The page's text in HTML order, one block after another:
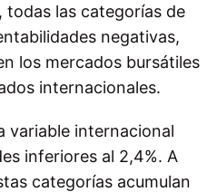
todas las categorías de
negativas,
los mercados bursátiles
internacionales.
variable internacional
inferiores al 2,4%. A
categorías acumulan